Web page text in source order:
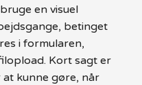
en visuel
betinget
i formularen,
Kort sagt er
at kunne gøre, når